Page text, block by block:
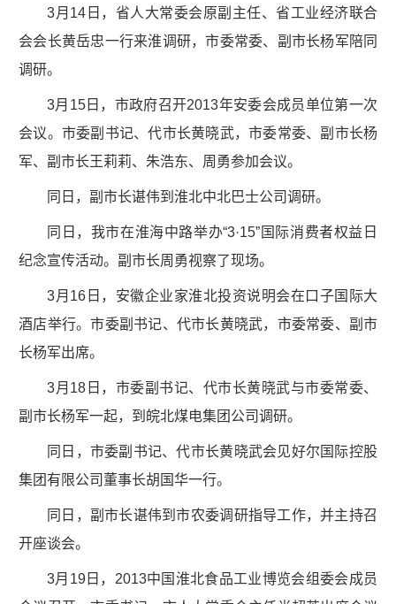
3月14日，省人大常委会原副主任、省工业经济联合
会会长黄岳忠一行来淮调研，市委常委、副市长杨军陪同
调研。
3月15日，市政府召开2013年安委会成员单位第一次
会议。市委副书记、代市长黄晓武，市委常委、副市长杨
军、副市长王莉莉、朱浩东、周勇参加会议。
同日，副市长谌伟到淮北中北巴士公司调研。
同日，我市在淮海中路举办“3·15”国际消费者权益日
纪念宣传活动。副市长周勇视察了现场。
3月16日，安徽企业家淮北投资说明会在口子国际大
酒店举行。市委副书记、代市长黄晓武，市委常委、副市
长杨军出席。
3月18日，市委副书记、代市长黄晓武与市委常委、
副市长杨军一起，到皖北煤电集团公司调研。
同日，市委副书记、代市长黄晓武会见好尔国际控股
集团有限公司董事长胡国华一行。
同日，副市长谌伟到市农委调研指导工作，并主持召
开座谈会。
3月19日，2013中国淮北食品工业博览会组委会成员